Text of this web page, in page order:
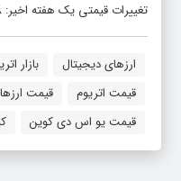
تغییرات قیمتی یک هفته اخیر: ۹.۹۸ درصد کاهش
ارزهای دیجیتال بازار
قیمت اتریوم
قیمت
قیمت یو اس دی کوین